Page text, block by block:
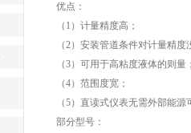
优点：
（1）计量精度高；
（2）安装管道条件对计量精度
（3）可用于高粘度液体的则量
（4）范围度宽；
（5）直读式仪表无需外部能
部分型号：